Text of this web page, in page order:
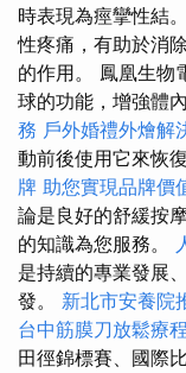
時表現為痙攣性結。
性疼痛，有助於消
的作用。 鳳凰生物
球的功能，增強體
務 戶外婚禮外燴解
動前後使用它來恢
牌 助您實現品牌價
論是良好的舒緩按
的知識為您服務。
是持續的專業發展
發。 新北市安養院
台中筋膜刀放鬆療程
田徑錦標賽、國際